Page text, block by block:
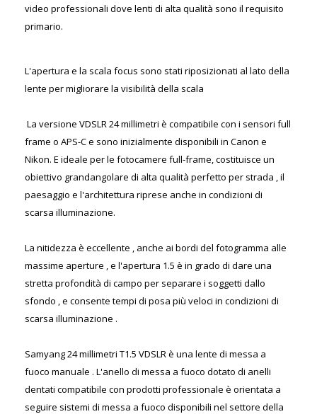
video professionali dove lenti di alta qualità sono il requisito
primario.
L'apertura e la scala focus sono stati riposizionati al lato della
lente per migliorare la visibilità della scala
La versione VDSLR 24 millimetri è compatibile con i sensori full
frame o APS-C e sono inizialmente disponibili in Canon e
Nikon. E ideale per le fotocamere full-frame, costituisce un
obiettivo grandangolare di alta qualità perfetto per strada , il
paesaggio e l'architettura riprese anche in condizioni di
scarsa illuminazione.
La nitidezza è eccellente , anche ai bordi del fotogramma alle
massime aperture , e l'apertura 1.5 è in grado di dare una
stretta profondità di campo per separare i soggetti dallo
sfondo , e consente tempi di posa più veloci in condizioni di
scarsa illuminazione .
Samyang 24 millimetri T1.5 VDSLR è una lente di messa a
fuoco manuale . L'anello di messa a fuoco dotato di anelli
dentati compatibile con prodotti professionale è orientata a
seguire sistemi di messa a fuoco disponibili nel settore della